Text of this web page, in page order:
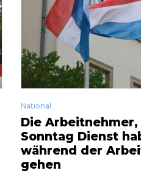
National
Die
Sonntag Dienst
während der
gehen